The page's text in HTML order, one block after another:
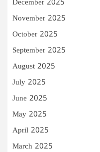
December 2025
November 2025
October 2025
September 2025
August 2025
July 2025
June 2025
May 2025
April 2025
March 2025